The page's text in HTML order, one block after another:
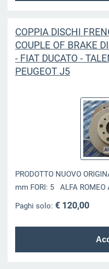
COPPIA DISCHI
COUPLE OF BRAKE
- FIAT DUCATO -
PEUGEOT J5
PRODOTTO NUOVO
mm FORI: 5 ALFA ROMEO
Paghi solo: € 120,00